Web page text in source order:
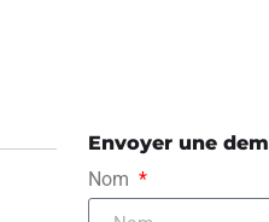
Envoyer une
Nom